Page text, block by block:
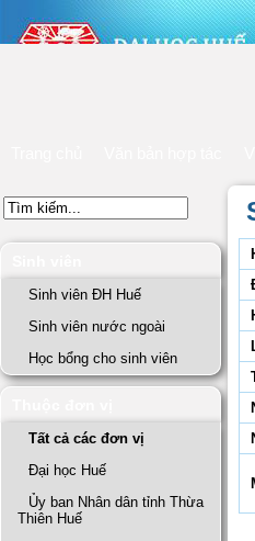
Sinh viên ĐH Huế
Sinh viên nước ngoài
Học bổng cho sinh viên
Tất cả các đơn vị
Đại học Huế
Ủy ban Nhân dân tỉnh Thừa
Thiên Huế